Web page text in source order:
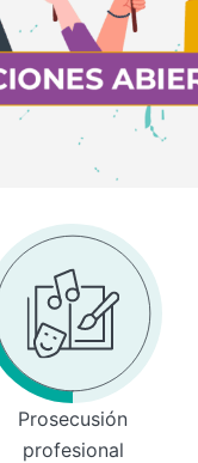
Prosecusión
profesional